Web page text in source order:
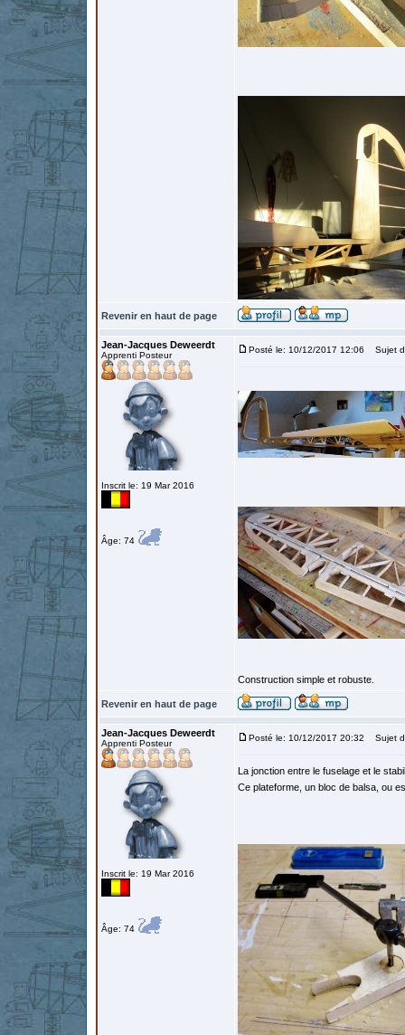
Revenir en haut de page
Jean-Jacques Deweerdt
Apprenti Posteur
Inscrit le: 19 Mar 2016
Âge: 74
Posté le: 10/12/2017 12:06 Sujet
Construction simple et robuste.
Revenir en haut de page
Jean-Jacques Deweerdt
Apprenti Posteur
Inscrit le: 19 Mar 2016
Âge: 74
Posté le: 10/12/2017 20:32 Sujet
La jonction entre le fuselage et le
Ce plateforme, un bloc de balsa, ou